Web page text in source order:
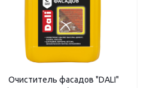
Очиститель фасадов "DALI"